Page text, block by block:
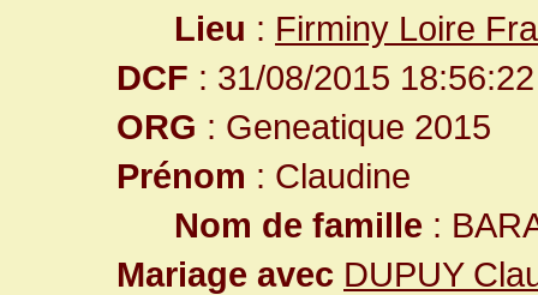
Lieu : Firminy Loire
DCF : 31/08/2015 18:56:22
ORG : Geneatique 2015
Prénom : Claudine
Nom de famille :
Mariage avec DUPUY